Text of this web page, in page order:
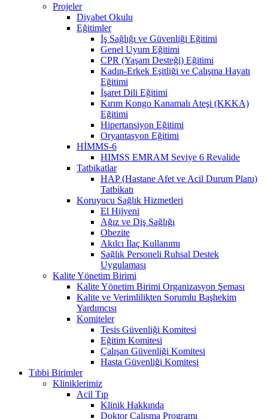
Projeler
Diyabet Okulu
Eğitimler
İş Sağlığı ve Güvenliği Eğitimi
Genel Uyum Eğitimi
CPR (Yaşam Desteği) Eğitimi
Kadın-Erkek Eşitliği ve Çalışma Hayatı
Eğitimi
İşaret Dili Eğitimi
Kırım Kongo Kanamalı Ateşi (KKKA)
Eğitimi
Hipertansiyon Eğitimi
Oryantasyon Eğitimi
HİMMS-6
HIMSS EMRAM Seviye 6 Revalide
Tatbikatlar
HAP (Hastane Afet ve Acil Durum Planı)
Tatbikatı
Koruyucu Sağlık Hizmetleri
El Hijyeni
Ağız ve Diş Sağlığı
Obezite
Akılcı İlaç Kullanımı
Sağlık Personeli Ruhsal Destek
Uygulaması
Kalite Yönetim Birimi
Kalite Yönetim Birimi Organizasyon Şeması
Kalite ve Verimlilikten Sorumlu Başhekim
Yardımcısı
Komiteler
Tesis Güvenliği Komitesi
Eğitim Komitesi
Çalışan Güvenliği Komitesi
Hasta Güvenliği Komitesi
Tıbbi Birimler
Kliniklerimiz
Acil Tıp
Klinik Hakkında
Doktor Çalışma Programı